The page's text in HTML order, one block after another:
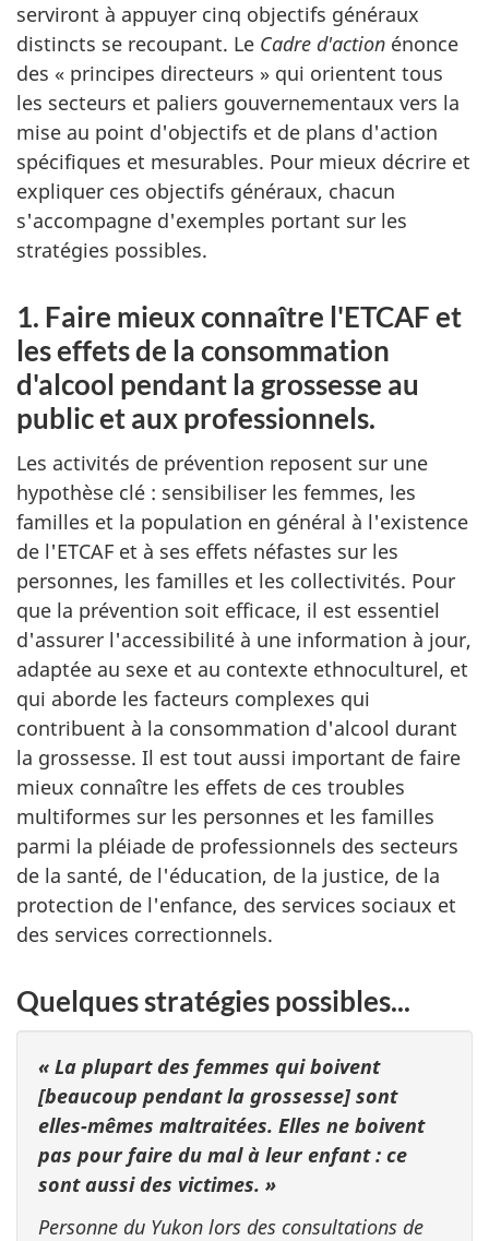
serviront à appuyer cinq objectifs généraux
distincts se recoupant. Le Cadre d'action énonce
des « principes directeurs » qui orientent tous
les secteurs et paliers gouvernementaux vers la
mise au point d'objectifs et de plans d'action
spécifiques et mesurables. Pour mieux décrire et
expliquer ces objectifs généraux, chacun
s'accompagne d'exemples portant sur les
stratégies possibles.
1. Faire mieux connaître l'ETCAF et
les effets de la consommation
d'alcool pendant la grossesse au
public et aux professionnels.
Les activités de prévention reposent sur une
hypothèse clé : sensibiliser les femmes, les
familles et la population en général à l'existence
de l'ETCAF et à ses effets néfastes sur les
personnes, les familles et les collectivités. Pour
que la prévention soit efficace, il est essentiel
d'assurer l'accessibilité à une information à jour,
adaptée au sexe et au contexte ethnoculturel, et
qui aborde les facteurs complexes qui
contribuent à la consommation d'alcool durant
la grossesse. Il est tout aussi important de faire
mieux connaître les effets de ces troubles
multiformes sur les personnes et les familles
parmi la pléiade de professionnels des secteurs
de la santé, de l'éducation, de la justice, de la
protection de l'enfance, des services sociaux et
des services correctionnels.
Quelques stratégies possibles...
« La plupart des femmes qui boivent
[beaucoup pendant la grossesse] sont
elles-mêmes maltraitées. Elles ne boivent
pas pour faire du mal à leur enfant : ce
sont aussi des victimes. »
Personne du Yukon lors des consultations de